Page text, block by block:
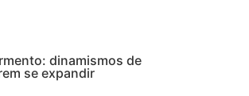
dinamismos de
se expandir